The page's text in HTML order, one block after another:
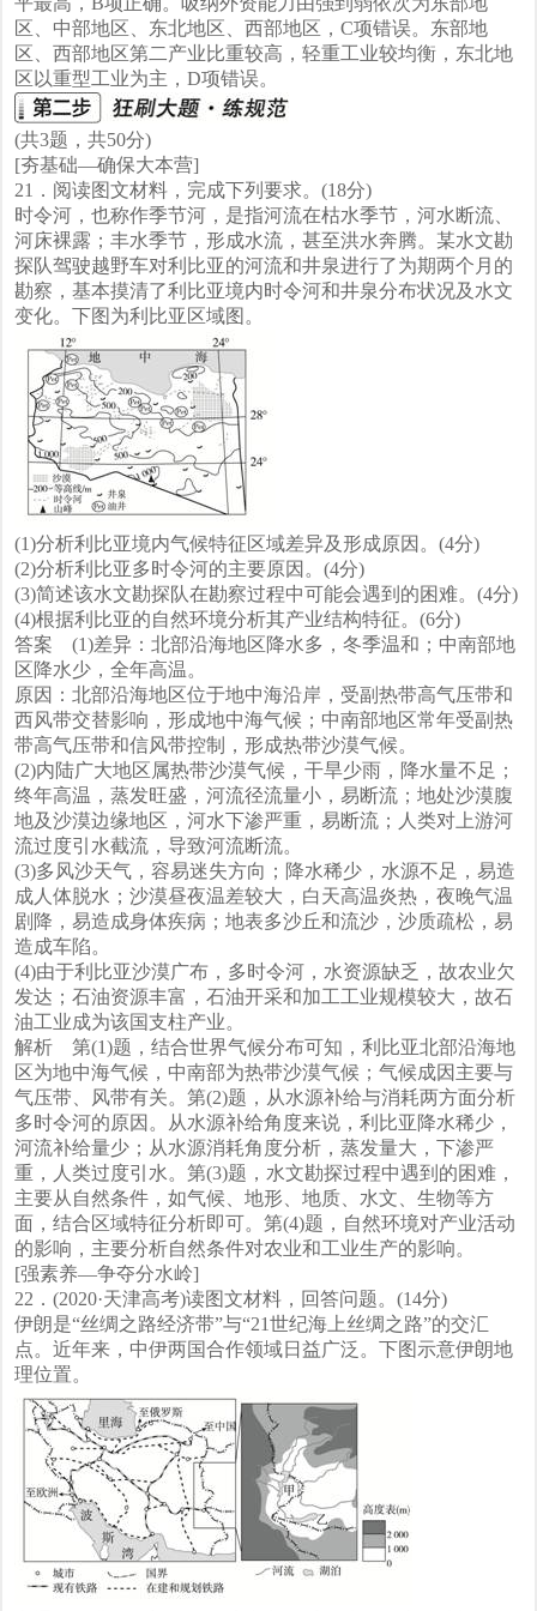
区、中部地区、东北地区、西部地区，C项错误。东部地
区、西部地区第二产业比重较高，轻重工业较均衡，东北地
区以重型工业为主，D项错误。
(共3题，共50分)
[夯基础—确保大本营]
21．阅读图文材料，完成下列要求。(18分)
时令河，也称作季节河，是指河流在枯水季节，河水断流、
河床裸露；丰水季节，形成水流，甚至洪水奔腾。某水文勘
探队驾驶越野车对利比亚的河流和井泉进行了为期两个月的
勘察，基本摸清了利比亚境内时令河和井泉分布状况及水文
变化。下图为利比亚区域图。
(1)分析利比亚境内气候特征区域差异及形成原因。(4分)
(2)分析利比亚多时令河的主要原因。(4分)
(3)简述该水文勘探队在勘察过程中可能会遇到的困难。(4分)
(4)根据利比亚的自然环境分析其产业结构特征。(6分)
答案 (1)差异：北部沿海地区降水多，冬季温和；中南部地
区降水少，全年高温。
原因：北部沿海地区位于地中海沿岸，受副热带高气压带和
西风带交替影响，形成地中海气候；中南部地区常年受副热
带高气压带和信风带控制，形成热带沙漠气候。
(2)内陆广大地区属热带沙漠气候，干旱少雨，降水量不足；
终年高温，蒸发旺盛，河流径流量小，易断流；地处沙漠腹
地及沙漠边缘地区，河水下渗严重，易断流；人类对上游河
流过度引水截流，导致河流断流。
(3)多风沙天气，容易迷失方向；降水稀少，水源不足，易造
成人体脱水；沙漠昼夜温差较大，白天高温炎热，夜晚气温
剧降，易造成身体疾病；地表多沙丘和流沙，沙质疏松，易
造成车陷。
(4)由于利比亚沙漠广布，多时令河，水资源缺乏，故农业欠
发达；石油资源丰富，石油开采和加工工业规模较大，故石
油工业成为该国支柱产业。
解析 第(1)题，结合世界气候分布可知，利比亚北部沿海地
区为地中海气候，中南部为热带沙漠气候；气候成因主要与
气压带、风带有关。第(2)题，从水源补给与消耗两方面分析
多时令河的原因。从水源补给角度来说，利比亚降水稀少，
河流补给量少；从水源消耗角度分析，蒸发量大，下渗严
重，人类过度引水。第(3)题，水文勘探过程中遇到的困难，
主要从自然条件，如气候、地形、地质、水文、生物等方
面，结合区域特征分析即可。第(4)题，自然环境对产业活动
的影响，主要分析自然条件对农业和工业生产的影响。
[强素养—争夺分水岭]
22．(2020·天津高考)读图文材料，回答问题。(14分)
伊朗是“丝绸之路经济带”与“21世纪海上丝绸之路”的交汇
点。近年来，中伊两国合作领域日益广泛。下图示意伊朗地
理位置。